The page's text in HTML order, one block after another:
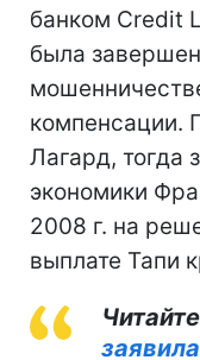
банком Credit
была
компенсации.
Лагард, тогда
экономики
2008 г. на
выплате Тапи